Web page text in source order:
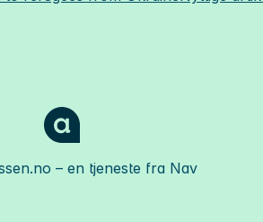
– en tjeneste fra Nav